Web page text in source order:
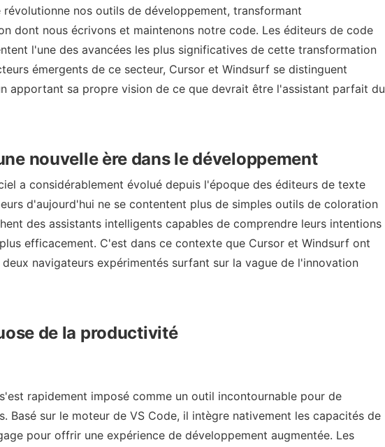
nos outils de développement, transformant
dont nous écrivons et maintenons notre code. Les éditeurs de code
l'une des avancées les plus significatives de cette transformation
émergents de ce secteur, Cursor et Windsurf se distinguent
apportant sa propre vision de ce que devrait être l'assistant parfait du
nouvelle ère dans le développement
a considérablement évolué depuis l'époque des éditeurs de texte
d'aujourd'hui ne se contentent plus de simples outils de coloration
des assistants intelligents capables de comprendre leurs intentions
efficacement. C'est dans ce contexte que Cursor et Windsurf ont
navigateurs expérimentés surfant sur la vague de l'innovation
de la productivité
rapidement imposé comme un outil incontournable pour de
Basé sur le moteur de VS Code, il intègre nativement les capacités de
pour offrir une expérience de développement augmentée. Les